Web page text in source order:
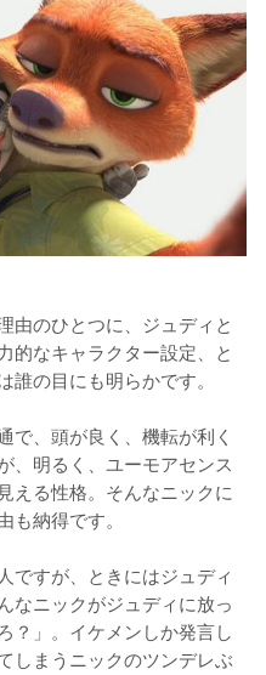
由のひとつに、ジュディと
的なキャラクター設定、と
の目にも明らかです。
で、頭が良く、機転が利く
、明るく、ユーモアセンス
える性格。そんなニックに
納得です。
ですが、ときにはジュディ
なニックがジュディに放っ
？」。イケメンしか発言し
しまうニックのツンデレぶ